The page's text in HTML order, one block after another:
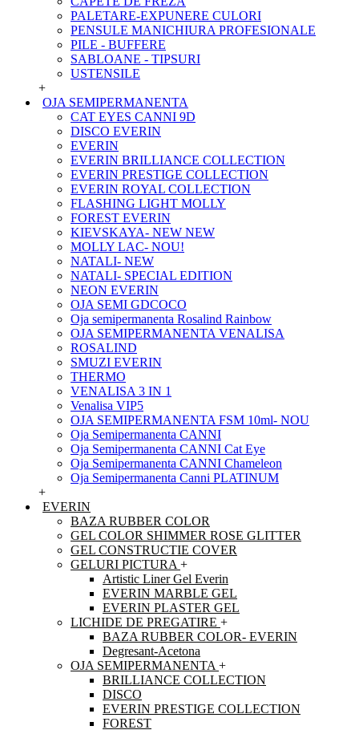
PALETARE-EXPUNERE CULORI
PENSULE MANICHIURA PROFESIONALE
PILE - BUFFERE
SABLOANE - TIPSURI
USTENSILE
+
OJA SEMIPERMANENTA
CAT EYES CANNI 9D
DISCO EVERIN
EVERIN
EVERIN BRILLIANCE COLLECTION
EVERIN PRESTIGE COLLECTION
EVERIN ROYAL COLLECTION
FLASHING LIGHT MOLLY
FOREST EVERIN
KIEVSKAYA- NEW NEW
MOLLY LAC- NOU!
NATALI- NEW
NATALI- SPECIAL EDITION
NEON EVERIN
OJA SEMI GDCOCO
Oja semipermanenta Rosalind Rainbow
OJA SEMIPERMANENTA VENALISA
ROSALIND
SMUZI EVERIN
THERMO
VENALISA 3 IN 1
Venalisa VIP5
OJA SEMIPERMANENTA FSM 10ml- NOU
Oja Semipermanenta CANNI
Oja Semipermanenta CANNI Cat Eye
Oja Semipermanenta CANNI Chameleon
Oja Semipermanenta Canni PLATINUM
+
EVERIN
BAZA RUBBER COLOR
GEL COLOR SHIMMER ROSE GLITTER
GEL CONSTRUCTIE COVER
GELURI PICTURA +
Artistic Liner Gel Everin
EVERIN MARBLE GEL
EVERIN PLASTER GEL
LICHIDE DE PREGATIRE +
BAZA RUBBER COLOR- EVERIN
Degresant-Acetona
OJA SEMIPERMANENTA +
BRILLIANCE COLLECTION
DISCO
EVERIN PRESTIGE COLLECTION
FOREST